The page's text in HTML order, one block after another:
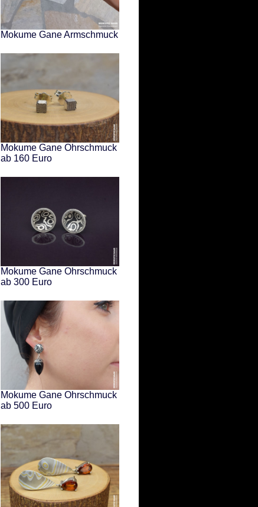
Mokume Gane Armschmuck
Mokume Gane Ohrschmuck
ab 160 Euro
Mokume Gane Ohrschmuck
ab 300 Euro
Mokume Gane Ohrschmuck
ab 500 Euro